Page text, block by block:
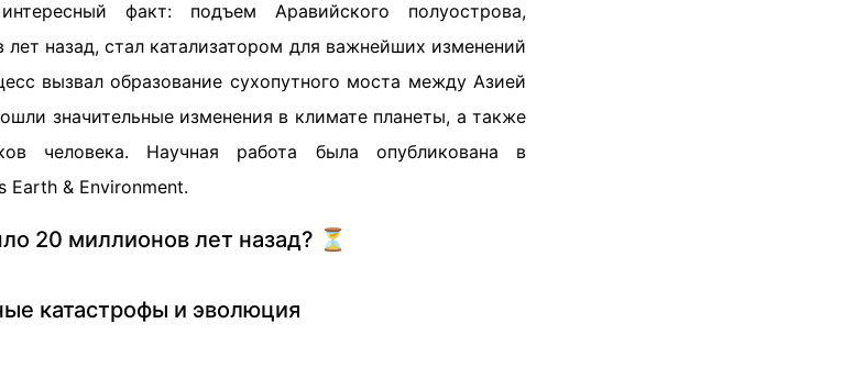
факт: подъем Аравийского полуострова,
назад, стал катализатором для важнейших изменений
вызвал образование сухопутного моста между Азией
значительные изменения в климате планеты, а также
человека. Научная работа была опубликована в
Earth & Environment.
20 миллионов лет назад? ⏳
катастрофы и эволюция